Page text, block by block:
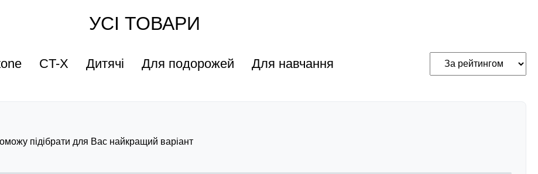
УСІ ТОВАРИ
CT-X Дитячі Для подорожей Для навчання
підібрати для Вас найкращий варіант